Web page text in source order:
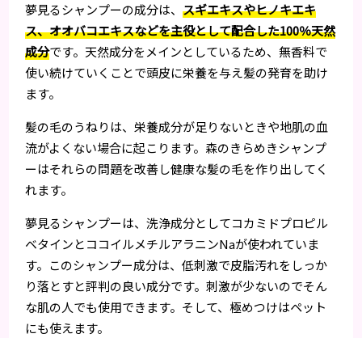
夢見るシャンプーの成分は、スギエキスやヒノキエキ
ス、オオバコエキスなどを主役として配合した100％天然
成分です。天然成分をメインとしているため、無香料で
使い続けていくことで頭皮に栄養を与え髪の発育を助け
ます。
髪の毛のうねりは、栄養成分が足りないときや地肌の血
流がよくない場合に起こります。森のきらめきシャンプ
ーはそれらの問題を改善し健康な髪の毛を作り出してく
れます。
夢見るシャンプーは、洗浄成分としてコカミドプロピル
ベタインとココイルメチルアラニンNaが使われていま
す。このシャンプー成分は、低刺激で皮脂汚れをしっか
り落とすと評判の良い成分です。刺激が少ないのでそん
な肌の人でも使用できます。そして、極めつけはペット
にも使えます。